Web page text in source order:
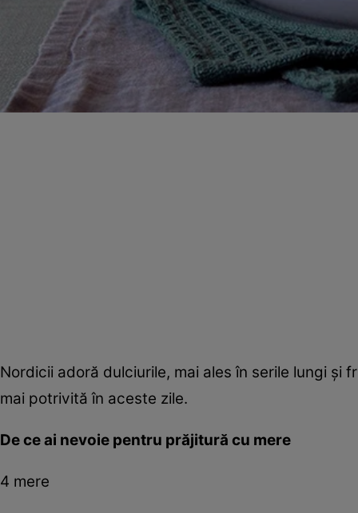
Nordicii adoră dulciurile, mai ales în serile lungi
mai potrivită în aceste zile.
De ce ai nevoie pentru prăjitură cu mere
4 mere